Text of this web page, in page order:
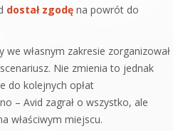
dostał zgodę na powrót do
własnym zakresie zorganizował
Nie zmienia to jednak
do kolejnych opłat
– Avid zagrał o wszystko, ale
właściwym miejscu.